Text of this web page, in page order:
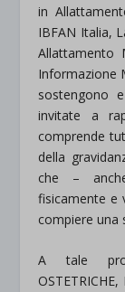
in
IBFAN Italia,
Allattamento
Informazione
sostengono
invitate a
comprende
della
che –
fisicamente e
compiere una
A tale